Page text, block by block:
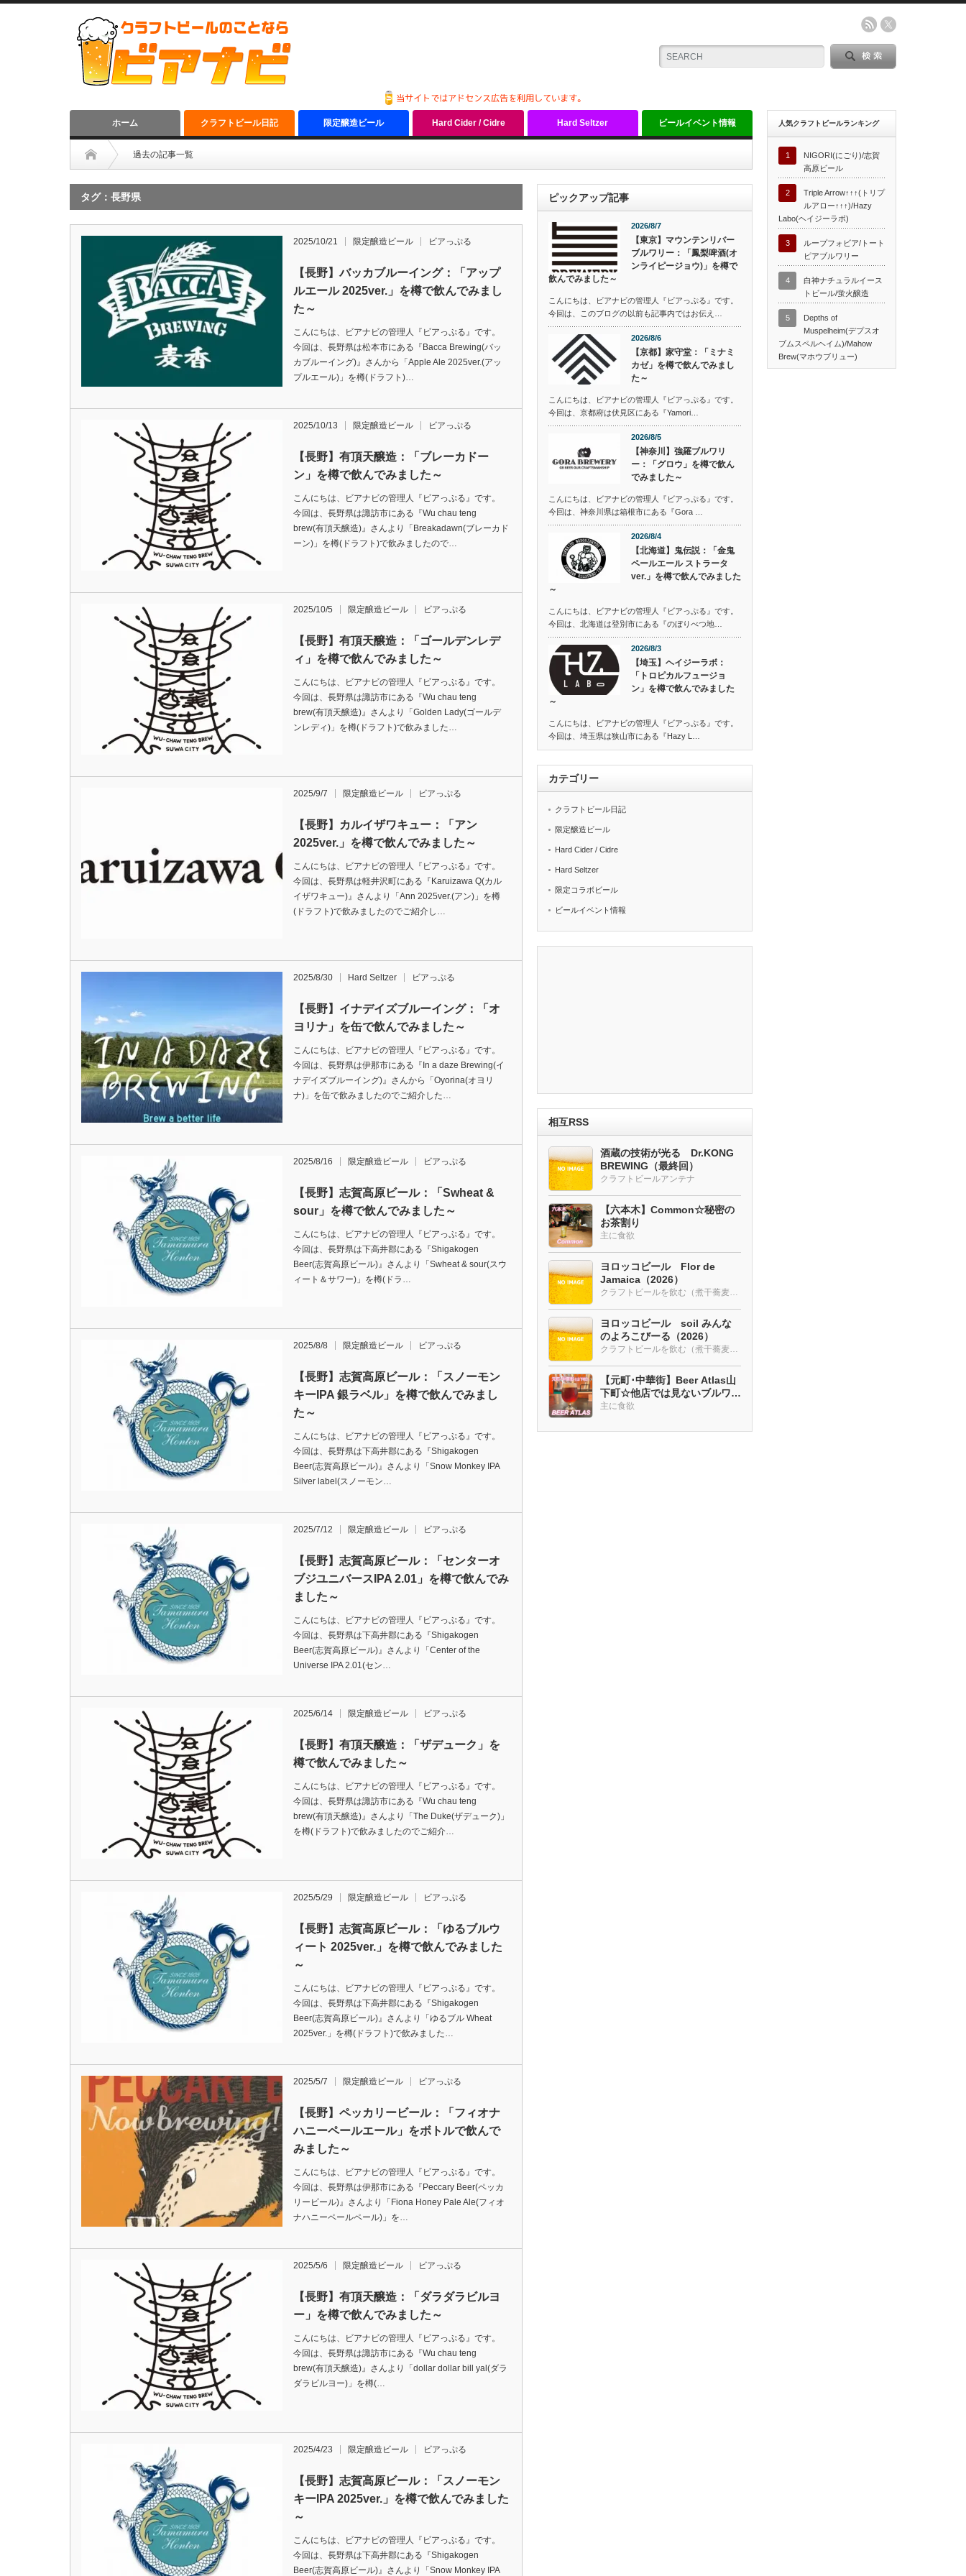
ホーム クラフトビール日記 限定醸造ビール Hard Cider / Cidre Hard Seltzer ビールイベント情報
過去の記事一覧
タグ：長野県
2025/10/21 限定醸造ビール ビアっぷる
【長野】バッカブルーイング：「アップ
ルエール 2025ver.」を樽で飲んでみまし
た～
こんにちは、ビアナビの管理人『ビアっぷる』です。
今回は、長野県は松本市にある『Bacca Brewing(バッ
カブルーイング)』さんから「Apple Ale 2025ver.(アッ
プルエール)」を樽(ドラフト)…
2025/10/13 限定醸造ビール ビアっぷる
【長野】有頂天醸造：「ブレーカドー
ン」を樽で飲んでみました～
こんにちは、ビアナビの管理人『ビアっぷる』です。
今回は、長野県は諏訪市にある『Wu chau teng
brew(有頂天醸造)』さんより「Breakadawn(ブレーカド
ーン)」を樽(ドラフト)で飲みましたので…
2025/10/5 限定醸造ビール ビアっぷる
【長野】有頂天醸造：「ゴールデンレデ
ィ」を樽で飲んでみました～
こんにちは、ビアナビの管理人『ビアっぷる』です。
今回は、長野県は諏訪市にある『Wu chau teng
brew(有頂天醸造)』さんより「Golden Lady(ゴールデ
ンレディ)」を樽(ドラフト)で飲みました…
2025/9/7 限定醸造ビール ビアっぷる
【長野】カルイザワキュー：「アン
2025ver.」を樽で飲んでみました～
こんにちは、ビアナビの管理人『ビアっぷる』です。
今回は、長野県は軽井沢町にある『Karuizawa Q(カル
イザワキュー)』さんより「Ann 2025ver.(アン)」を樽
(ドラフト)で飲みましたのでご紹介し…
2025/8/30 Hard Seltzer ビアっぷる
【長野】イナデイズブルーイング：「オ
ヨリナ」を缶で飲んでみました～
こんにちは、ビアナビの管理人『ビアっぷる』です。
今回は、長野県は伊那市にある『In a daze Brewing(イ
ナデイズブルーイング)』さんから「Oyorina(オヨリ
ナ)」を缶で飲みましたのでご紹介した…
2025/8/16 限定醸造ビール ビアっぷる
【長野】志賀高原ビール：「Swheat &
sour」を樽で飲んでみました～
こんにちは、ビアナビの管理人『ビアっぷる』です。
今回は、長野県は下高井郡にある『Shigakogen
Beer(志賀高原ビール)』さんより「Swheat & sour(スウ
ィート＆サワー)」を樽(ドラ…
2025/8/8 限定醸造ビール ビアっぷる
【長野】志賀高原ビール：「スノーモン
キーIPA 銀ラベル」を樽で飲んでみまし
た～
こんにちは、ビアナビの管理人『ビアっぷる』です。
今回は、長野県は下高井郡にある『Shigakogen
Beer(志賀高原ビール)』さんより「Snow Monkey IPA
Silver label(スノーモン…
2025/7/12 限定醸造ビール ビアっぷる
【長野】志賀高原ビール：「センターオ
ブジユニバースIPA 2.01」を樽で飲んでみ
ました～
こんにちは、ビアナビの管理人『ビアっぷる』です。
今回は、長野県は下高井郡にある『Shigakogen
Beer(志賀高原ビール)』さんより「Center of the
Universe IPA 2.01(セン…
2025/6/14 限定醸造ビール ビアっぷる
【長野】有頂天醸造：「ザデューク」を
樽で飲んでみました～
こんにちは、ビアナビの管理人『ビアっぷる』です。
今回は、長野県は諏訪市にある『Wu chau teng
brew(有頂天醸造)』さんより「The Duke(ザデューク)」
を樽(ドラフト)で飲みましたのでご紹介…
2025/5/29 限定醸造ビール ビアっぷる
【長野】志賀高原ビール：「ゆるブルウ
ィート 2025ver.」を樽で飲んでみました
～
こんにちは、ビアナビの管理人『ビアっぷる』です。
今回は、長野県は下高井郡にある『Shigakogen
Beer(志賀高原ビール)』さんより「ゆるブル Wheat
2025ver.」を樽(ドラフト)で飲みました…
2025/5/7 限定醸造ビール ビアっぷる
【長野】ペッカリービール：「フィオナ
ハニーペールエール」をボトルで飲んで
みました～
こんにちは、ビアナビの管理人『ビアっぷる』です。
今回は、長野県は伊那市にある『Peccary Beer(ペッカ
リービール)』さんより「Fiona Honey Pale Ale(フィオ
ナハニーペールペール)」を…
2025/5/6 限定醸造ビール ビアっぷる
【長野】有頂天醸造：「ダラダラビルヨ
ー」を樽で飲んでみました～
こんにちは、ビアナビの管理人『ビアっぷる』です。
今回は、長野県は諏訪市にある『Wu chau teng
brew(有頂天醸造)』さんより「dollar dollar bill yal(ダラ
ダラビルヨー)」を樽(…
2025/4/23 限定醸造ビール ビアっぷる
【長野】志賀高原ビール：「スノーモン
キーIPA 2025ver.」を樽で飲んでみました
～
こんにちは、ビアナビの管理人『ビアっぷる』です。
今回は、長野県は下高井郡にある『Shigakogen
Beer(志賀高原ビール)』さんより「Snow Monkey IPA
ピックアップ記事
2026/8/7
【東京】マウンテンリバー
ブルワリー：「鳳梨啤酒(オ
ンライピージョウ)」を樽で
飲んでみました～
こんにちは、ビアナビの管理人『ビアっぷる』です。
今回は、このブログの以前も記事内ではお伝え…
2026/8/6
【京都】家守堂：「ミナミ
カゼ」を樽で飲んでみまし
た～
こんにちは、ビアナビの管理人『ビアっぷる』です。
今回は、京都府は伏見区にある『Yamori…
2026/8/5
【神奈川】強羅ブルワリ
ー：「グロウ」を樽で飲ん
でみました～
こんにちは、ビアナビの管理人『ビアっぷる』です。
今回は、神奈川県は箱根市にある『Gora …
2026/8/4
【北海道】鬼伝説：「金鬼
ペールエール ストラータ
ver.」を樽で飲んでみました
～
こんにちは、ビアナビの管理人『ビアっぷる』です。
今回は、北海道は登別市にある『のぼりべつ地…
2026/8/3
【埼玉】ヘイジーラボ：
「トロピカルフュージョ
ン」を樽で飲んでみました
～
こんにちは、ビアナビの管理人『ビアっぷる』です。
今回は、埼玉県は狭山市にある『Hazy L…
カテゴリー
クラフトビール日記
限定醸造ビール
Hard Cider / Cidre
Hard Seltzer
限定コラボビール
ビールイベント情報
相互RSS
酒蔵の技術が光る Dr.KONG
BREWING（最終回）
クラフトビールアンテナ
【六本木】Common☆秘密の
お茶割り
主に食欲
ヨロッコビール Flor de
Jamaica（2026）
クラフトビールを飲む（煮干蕎麦も・・・）
ヨロッコビール soil みんな
のよろこびーる（2026）
クラフトビールを飲む（煮干蕎麦も・・・）
【元町･中華街】Beer Atlas山
下町☆他店では見ないブルワリ
ー多め
主に食欲
人気クラフトビールランキング
1
NIGORI(にごり)/志賀
高原ビール
2
Triple Arrow↑↑↑(トリプ
ルアロー↑↑↑)/Hazy
Labo(ヘイジーラボ)
3
ループフォビア/トート
ピアブルワリー
4
白神ナチュラルイース
トビール/蛍火醸造
5
Depths of
Muspelheim(デプスオ
ブムスペルヘイム)/Mahow
Brew(マホウブリュー)